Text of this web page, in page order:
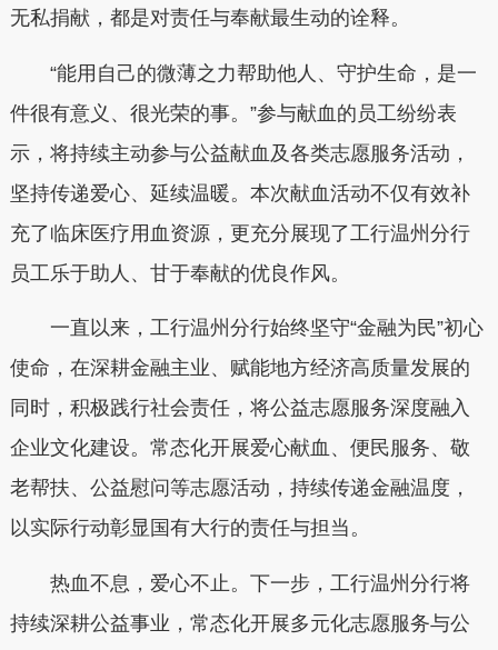
无私捐献，都是对责任与奉献最生动的诠释。
“能用自己的微薄之力帮助他人、守护生命，是一
件很有意义、很光荣的事。”参与献血的员工纷纷表
示，将持续主动参与公益献血及各类志愿服务活动，
坚持传递爱心、延续温暖。本次献血活动不仅有效补
充了临床医疗用血资源，更充分展现了工行温州分行
员工乐于助人、甘于奉献的优良作风。
一直以来，工行温州分行始终坚守“金融为民”初心
使命，在深耕金融主业、赋能地方经济高质量发展的
同时，积极践行社会责任，将公益志愿服务深度融入
企业文化建设。常态化开展爱心献血、便民服务、敬
老帮扶、公益慰问等志愿活动，持续传递金融温度，
以实际行动彰显国有大行的责任与担当。
热血不息，爱心不止。下一步，工行温州分行将
持续深耕公益事业，常态化开展多元化志愿服务与公